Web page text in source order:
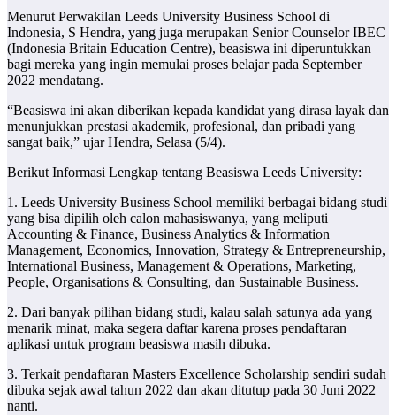
Menurut Perwakilan Leeds University Business School di
Indonesia, S Hendra, yang juga merupakan Senior Counselor IBEC
(Indonesia Britain Education Centre), beasiswa ini diperuntukkan
bagi mereka yang ingin memulai proses belajar pada September
2022 mendatang.
“Beasiswa ini akan diberikan kepada kandidat yang dirasa layak dan
menunjukkan prestasi akademik, profesional, dan pribadi yang
sangat baik,” ujar Hendra, Selasa (5/4).
Berikut Informasi Lengkap tentang Beasiswa Leeds University:
1. Leeds University Business School memiliki berbagai bidang studi
yang bisa dipilih oleh calon mahasiswanya, yang meliputi
Accounting & Finance, Business Analytics & Information
Management, Economics, Innovation, Strategy & Entrepreneurship,
International Business, Management & Operations, Marketing,
People, Organisations & Consulting, dan Sustainable Business.
2. Dari banyak pilihan bidang studi, kalau salah satunya ada yang
menarik minat, maka segera daftar karena proses pendaftaran
aplikasi untuk program beasiswa masih dibuka.
3. Terkait pendaftaran Masters Excellence Scholarship sendiri sudah
dibuka sejak awal tahun 2022 dan akan ditutup pada 30 Juni 2022
nanti.